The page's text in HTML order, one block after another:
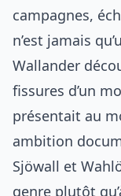
campagnes,
n’est jamais
Wallander
fissures d’un
présentait au
ambition
Sjöwall et
genre plutôt